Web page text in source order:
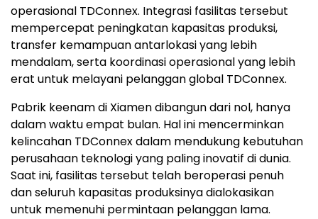
operasional TDConnex. Integrasi fasilitas tersebut
mempercepat peningkatan kapasitas produksi,
transfer kemampuan antarlokasi yang lebih
mendalam, serta koordinasi operasional yang lebih
erat untuk melayani pelanggan global TDConnex.
Pabrik keenam di Xiamen dibangun dari nol, hanya
dalam waktu empat bulan. Hal ini mencerminkan
kelincahan TDConnex dalam mendukung kebutuhan
perusahaan teknologi yang paling inovatif di dunia.
Saat ini, fasilitas tersebut telah beroperasi penuh
dan seluruh kapasitas produksinya dialokasikan
untuk memenuhi permintaan pelanggan lama.